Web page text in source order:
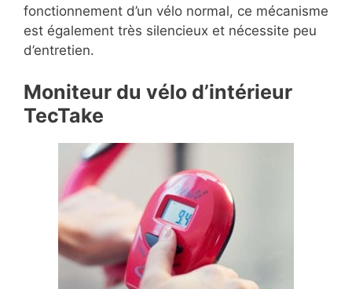
fonctionnement d’un vélo normal, ce mécanisme
est également très silencieux et nécessite peu
d’entretien.
Moniteur du vélo d’intérieur
TecTake